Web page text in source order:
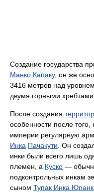
Создание государства
Манко Капаку, он же
3416 метров над
двумя горными хребтами.
После создания
особенности после того,
империи регулярную
Инка Пачакути . Он
инки были всего лишь
племен, а Куско —
подконтрольных инкам
сыном Тупак Инка